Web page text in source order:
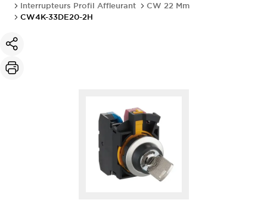
Interrupteurs Profil Affleurant
CW 22 Mm
CW4K-33DE20-2H